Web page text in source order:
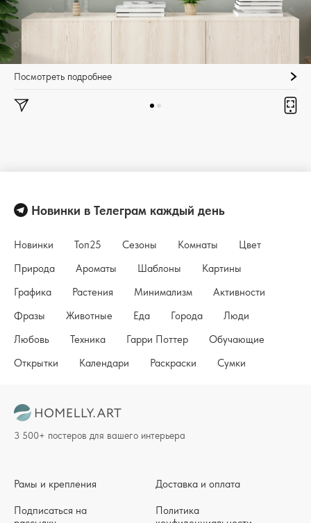
Посмотреть подробнее
Новинки в Телеграм каждый день
Новинки Топ25 Сезоны Комнаты
Цвет
Природа
Ароматы Шаблоны
Картины
Графика
Растения Минимализм
Активности
Фразы
Животные Еда Города
Люди
Любовь
Техника Гарри Поттер
Обучающие
Открытки
Календари Раскраски Сумки
Рамы и крепления
Подписаться на
Доставка и оплата
Политика
3 500+ постеров для вашего интерьера